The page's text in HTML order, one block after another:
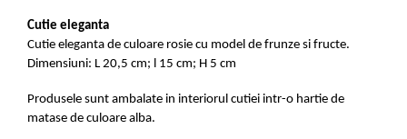
Cutie eleganta
Cutie eleganta de culoare rosie cu model de frunze si fructe.
Dimensiuni: L 20,5 cm; l 15 cm; H 5 cm
Produsele sunt ambalate in interiorul cutiei intr-o hartie de
matase de culoare alba.